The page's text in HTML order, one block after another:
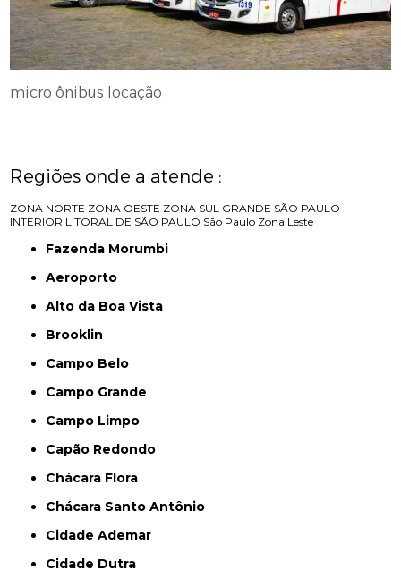
micro ônibus locação
Regiões onde a atende :
ZONA NORTE ZONA OESTE ZONA SUL GRANDE SÃO PAULO
INTERIOR LITORAL DE SÃO PAULO São Paulo Zona Leste
Fazenda Morumbi
Aeroporto
Alto da Boa Vista
Brooklin
Campo Belo
Campo Grande
Campo Limpo
Capão Redondo
Chácara Flora
Chácara Santo Antônio
Cidade Ademar
Cidade Dutra